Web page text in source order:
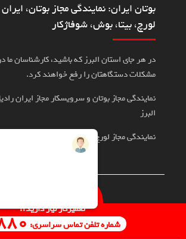
بوتان ایران: نمایندگی مجاز بوتان، ایران
لورچ، بیتا، بوش، شوفاژکار
در هر جای استان البرز که باشید، کارشناسان ما
مشکلات دستگاهتان را رفع خواهند کرد.
نمایندگی مجاز بوتان و سرویسکار مجاز ایران
البرز
نمایندگی مجاز لورچ، بوش، بیتا در کرج
تمامی حقوق برای نمایندگی پویان حداد
تعمیرکار نیاز دارید؟
شماره تلفن تماس سراسری: